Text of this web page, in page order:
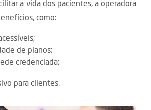
a vida dos pacientes, a operadora
como:
de planos;
credenciada;
para clientes.